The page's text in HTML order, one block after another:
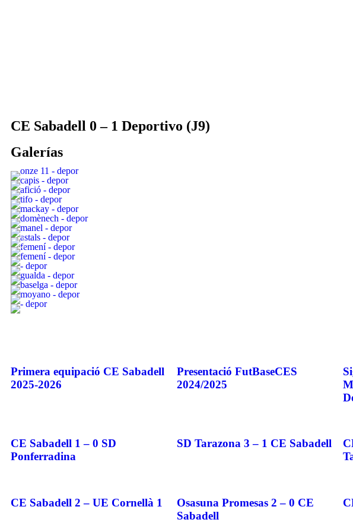
CE Sabadell 0 – 1 Deportivo (J9)
Galerías
Primera equipació CE Sabadell
2025-2026
Presentació FutBaseCES
2024/2025
CE Sabadell 1 – 0 SD
Ponferradina
SD Tarazona 3 – 1 CE Sabadell
CE Sabadell 2 – UE Cornellà 1
Osasuna Promesas 2 – 0 CE
Sabadell